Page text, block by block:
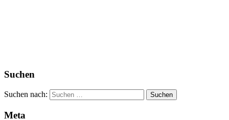
Suchen
Suchen nach:
Meta